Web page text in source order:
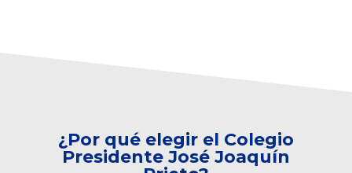
¿Por qué elegir el Colegio
Presidente José Joaquín